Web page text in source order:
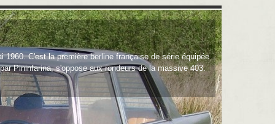
C'est la première berline française de série équipée
Pininfarina, s'oppose aux rondeurs de la massive 403.